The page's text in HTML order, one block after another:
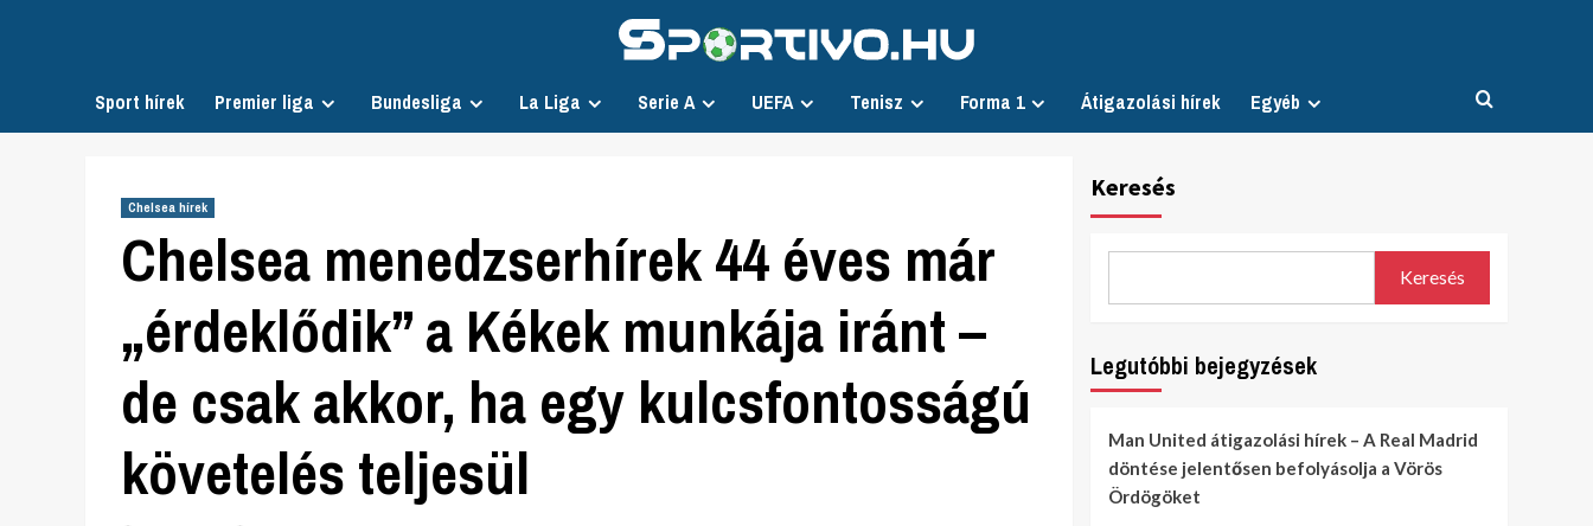
Sport hírek Premier liga Bundesliga La Liga Serie A UEFA Tenisz Forma 1 Átigazolási hírek Egyéb
Chelsea hírek
Chelsea menedzserhírek 44 éves már
„érdeklődik” a Kékek munkája iránt –
de csak akkor, ha egy kulcsfontosságú
követelés teljesül
Keresés
Keresés
Legutóbbi bejegyzések
Man United átigazolási hírek – A Real Madrid
döntése jelentősen befolyásolja a Vörös
Ördögöket